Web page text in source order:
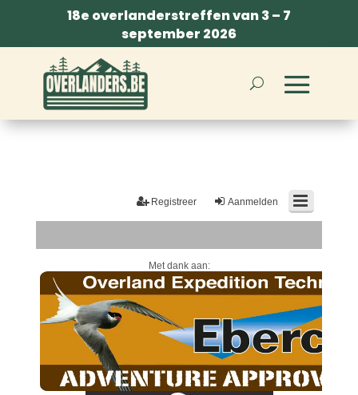
18e overlanderstreffen van 3 – 7
september 2026